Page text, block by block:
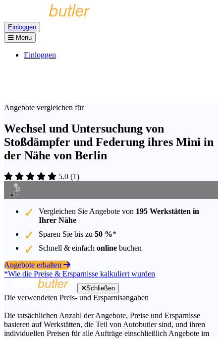
Einloggen
Menu
Einloggen
Angebote vergleichen für
Wechsel und Untersuchung von
Stoßdämpfer und Federung ihres Mini in
der Nähe von Berlin
5.0 (1)
Vergleichen Sie Angebote von 195 Werkstätten in
Ihrer Nähe
Sparen Sie bis zu 50 %*
Schnell & einfach online buchen
Angebote erhalten
*Wie die Preise & Ersparnisse kalkuliert wurden
Schließen
Die verwendeten Preis- und Ersparnisangaben
Die tatsächlichen Anzahl der Angebote, Preise und Ersparnisse
basieren auf Werkstätten, die Teil von Autobutler sind, und ihren
individuellen Preisen für alle Aufträge einschließlich Angebote im